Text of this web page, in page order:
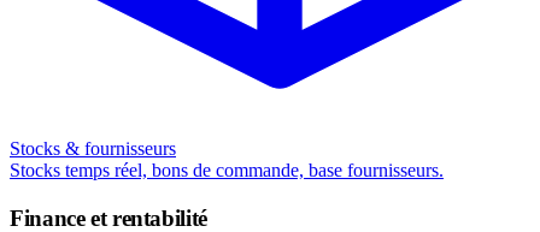
Stocks & fournisseurs
Stocks temps réel, bons de commande, base fournisseurs.
Finance et rentabilité